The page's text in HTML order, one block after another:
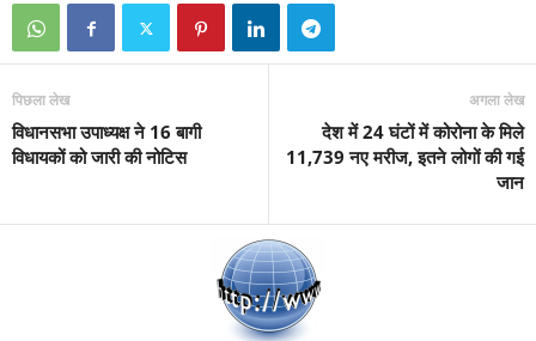
पिछला लेख
विधानसभा उपाध्यक्ष ने 16 बागी
विधायकों को जारी की नोटिस
अगला लेख
देश में 24 घंटों में कोरोना के मिले
11,739 नए मरीज, इतने लोगों की गई
जान